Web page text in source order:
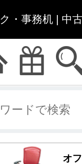
・事務机 | 中
オ